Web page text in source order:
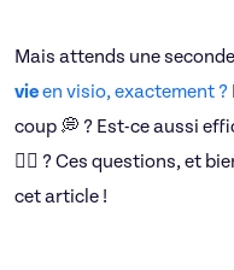
Mais attends une
vieen visio, exactement ?
coup 💭 ? Est-ce aussi
🤷‍♀️ ? Ces questions, et
cet article !